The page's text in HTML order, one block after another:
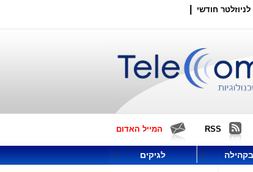
חודשי
RSS המייל האדום
בקהילה לגיקים